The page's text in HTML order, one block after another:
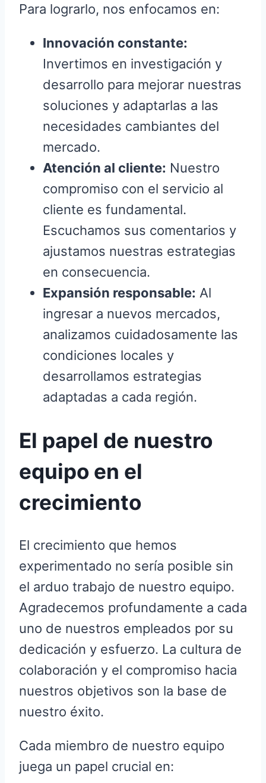
Para lograrlo, nos enfocamos en:
Innovación constante:
Invertimos en investigación y
desarrollo para mejorar nuestras
soluciones y adaptarlas a las
necesidades cambiantes del
mercado.
Atención al cliente: Nuestro
compromiso con el servicio al
cliente es fundamental.
Escuchamos sus comentarios y
ajustamos nuestras estrategias
en consecuencia.
Expansión responsable: Al
ingresar a nuevos mercados,
analizamos cuidadosamente las
condiciones locales y
desarrollamos estrategias
adaptadas a cada región.
El papel de nuestro
equipo en el
crecimiento
El crecimiento que hemos
experimentado no sería posible sin
el arduo trabajo de nuestro equipo.
Agradecemos profundamente a cada
uno de nuestros empleados por su
dedicación y esfuerzo. La cultura de
colaboración y el compromiso hacia
nuestros objetivos son la base de
nuestro éxito.
Cada miembro de nuestro equipo
juega un papel crucial en: